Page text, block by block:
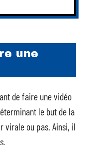
une
de faire une vidéo
le but de la
virale ou pas. Ainsi, il